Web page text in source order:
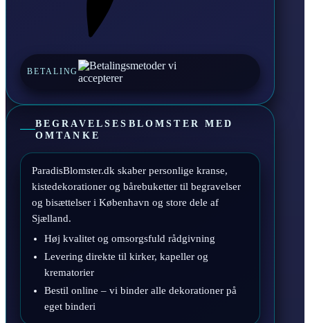
BETALING
BEGRAVELSESBLOMSTER MED
OMTANKE
ParadisBlomster.dk skaber personlige kranse,
kistedekorationer og bårebuketter til begravelser
og bisættelser i København og store dele af
Sjælland.
Høj kvalitet og omsorgsfuld rådgivning
Levering direkte til kirker, kapeller og
krematorier
Bestil online – vi binder alle dekorationer på
eget binderi